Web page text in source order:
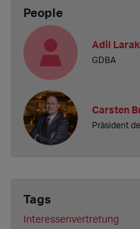
People
Adil
GDBA
Carsten
Präsident
Tags
Interessenvertretung